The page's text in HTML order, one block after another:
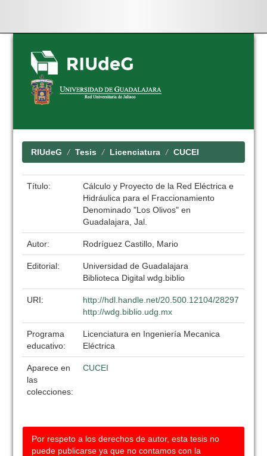
Skip
navigation
RIUdeG Tesis Licenciatura CUCEI
Título:
Cálculo y Proyecto de la Red Eléctrica e
Hidráulica para el Fraccionamiento
Denominado "Los Olivos" en
Guadalajara, Jal.
Autor: Rodríguez Castillo, Mario
Editorial:
Universidad de Guadalajara
Biblioteca Digital wdg.biblio
URI:
http://hdl.handle.net/20.500.12104/28297
http://wdg.biblio.udg.mx
Programa
educativo:
Licenciatura en Ingeniería Mecanica
Eléctrica
Aparece en
las
colecciones:
CUCEI
Por respeto a los derechos de autor, esta tesis no
puede publicarse ya que no contamos con la